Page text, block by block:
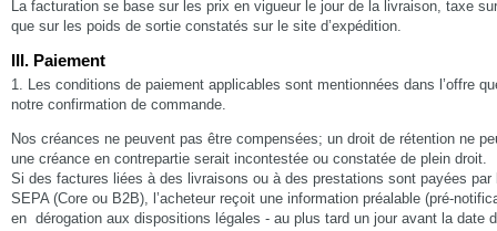
La facturation se base sur les prix en vigueur le jour de la livraison, taxe
que sur les poids de sortie constatés sur le site d’expédition.
III. Paiement
1. Les conditions de paiement applicables sont mentionnées dans l’offre
notre confirmation de commande.
Nos créances ne peuvent pas être compensées; un droit de rétention ne
une créance en contrepartie serait incontestée ou constatée de plein droit.
Si des factures liées à des livraisons ou à des prestations sont payées
SEPA (Core ou B2B), l’acheteur reçoit une information préalable (pré-
en dérogation aux dispositions légales - au plus tard un jour avant la date